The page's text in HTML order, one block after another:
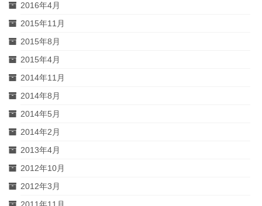
2016年4月
2015年11月
2015年8月
2015年4月
2014年11月
2014年8月
2014年5月
2014年2月
2013年4月
2012年10月
2012年3月